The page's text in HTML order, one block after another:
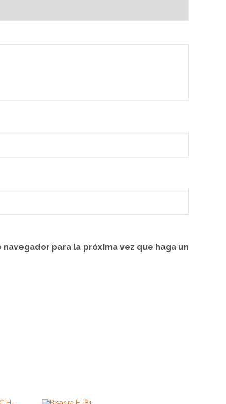
para la próxima vez que haga un